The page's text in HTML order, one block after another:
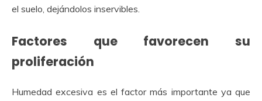
el suelo, dejándolos inservibles.
Factores que favorecen su
proliferación
Humedad excesiva es el factor más importante ya que